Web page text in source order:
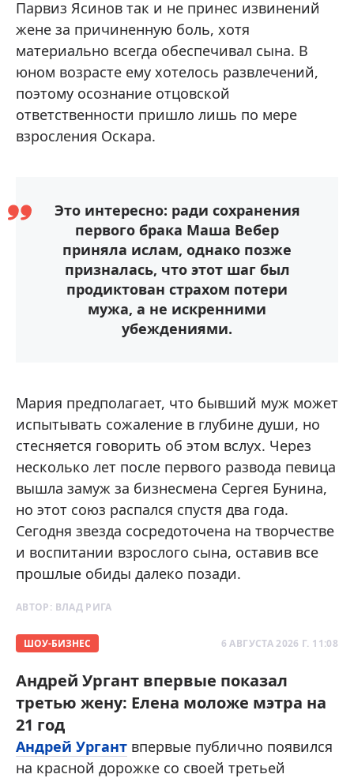
Парвиз Ясинов так и не принес извинений
жене за причиненную боль, хотя
материально всегда обеспечивал сына. В
юном возрасте ему хотелось развлечений,
поэтому осознание отцовской
ответственности пришло лишь по мере
взросления Оскара.
Это интересно: ради сохранения
первого брака Маша Вебер
приняла ислам, однако позже
призналась, что этот шаг был
продиктован страхом потери
мужа, а не искренними
убеждениями.
Мария предполагает, что бывший муж может
испытывать сожаление в глубине души, но
стесняется говорить об этом вслух. Через
несколько лет после первого развода певица
вышла замуж за бизнесмена Сергея Бунина,
но этот союз распался спустя два года.
Сегодня звезда сосредоточена на творчестве
и воспитании взрослого сына, оставив все
прошлые обиды далеко позади.
АВТОР: ВЛАД РИГА
ШОУ-БИЗНЕС 6 АВГУСТА 2026 Г. 11:08
Андрей Ургант впервые показал
третью жену: Елена моложе мэтра на
21 год
Андрей Ургант впервые публично появился
на красной дорожке со своей третьей